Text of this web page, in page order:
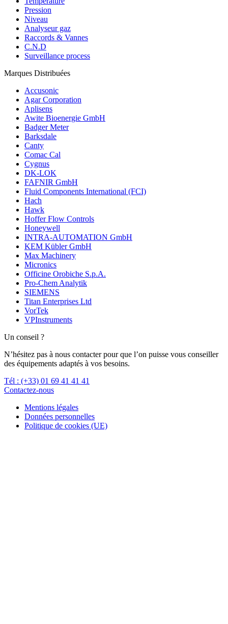
Pression
Niveau
Analyseur gaz
Raccords & Vannes
C.N.D
Surveillance process
Marques Distribuées
Accusonic
Agar Corporation
Aplisens
Awite Bioenergie GmbH
Badger Meter
Barksdale
Canty
Comac Cal
Cygnus
DK-LOK
FAFNIR GmbH
Fluid Components International (FCI)
Hach
Hawk
Hoffer Flow Controls
Honeywell
INTRA-AUTOMATION GmbH
KEM Kübler GmbH
Max Machinery
Micronics
Officine Orobiche S.p.A.
Pro-Chem Analytik
SIEMENS
Titan Enterprises Ltd
VorTek
VPInstruments
Un conseil ?
N’hésitez pas à nous contacter pour que l’on puisse vous conseiller
des équipements adaptés à vos besoins.
Tél : (+33) 01 69 41 41 41
Contactez-nous
Mentions légales
Données personnelles
Politique de cookies (UE)